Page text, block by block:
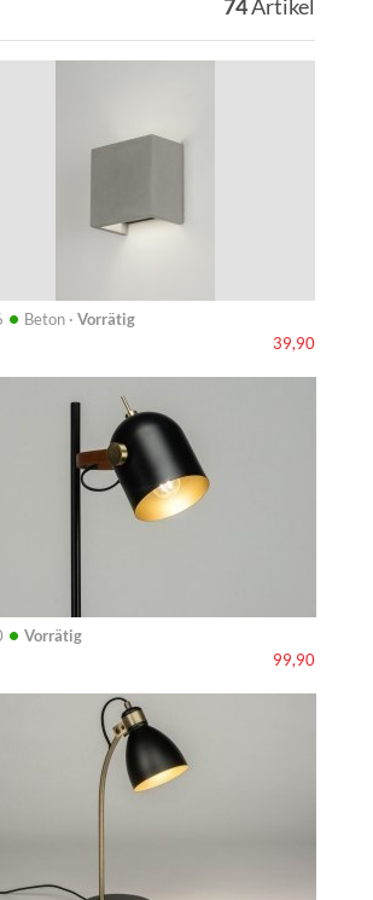
74Artikel
• Beton · Vorrätig
39,90
• Vorrätig
99,90